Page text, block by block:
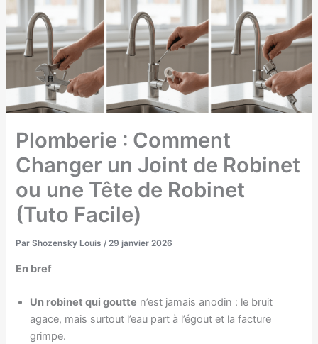
Plomberie : Comment
Changer un Joint de Robinet
ou une Tête de Robinet
(Tuto Facile)
ParShozensky Louis/29 janvier 2026
En bref
Un robinet qui goutte n’est jamais anodin : le bruit
agace, mais surtout l’eau part à l’égout et la facture
grimpe.